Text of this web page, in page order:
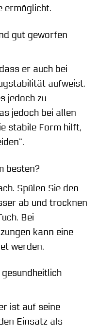
ermöglicht.
gut geworfen
er auch bei
aufweist.
jedoch zu
jedoch bei allen
stabile Form hilft,
besten?
Spülen Sie den
ab und trocknen
Bei
kann eine
werden.
ist auf seine
Einsatz als